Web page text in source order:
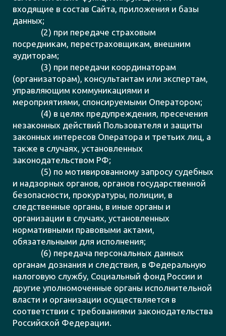
входящие в состав Сайта, приложения и базы
данных;
(2) при передаче страховым
посредникам, перестраховщикам, внешним
аудиторам;
(3) при передачи координаторам
(организаторам), консультантам или экспертам,
управляющим коммуникациями и
мероприятиями, спонсируемыми Оператором;
(4) в целях предупреждения, пресечения
незаконных действий Пользователя и защиты
законных интересов Оператора и третьих лиц, а
также в случаях, установленных
законодательством РФ;
(5) по мотивированному запросу судебных
и надзорных органов, органов государственной
безопасности, прокуратуры, полиции, в
следственные органы, в иные органы и
организации в случаях, установленных
нормативными правовыми актами,
обязательными для исполнения;
(6) передача персональных данных
органам дознания и следствия, в Федеральную
налоговую службу, Социальный фонд России и
другие уполномоченные органы исполнительной
власти и организации осуществляется в
соответствии с требованиями законодательства
Российской Федерации.